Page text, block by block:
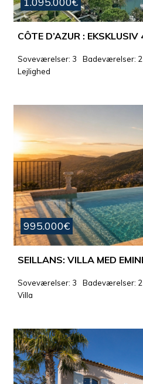
Soveværelser: 3 Badeværelser: 2
Lejlighed
995.000€
Soveværelser: 3 Badeværelser: 2
Villa